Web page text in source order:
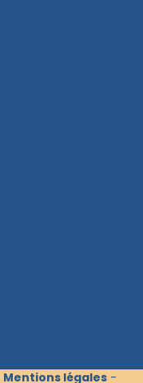
Mentions légales -